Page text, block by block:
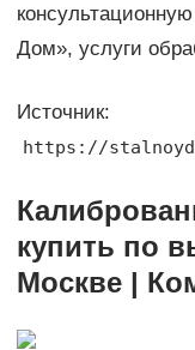
Дом», услуги
Источник:
https://
купить по
Москве |